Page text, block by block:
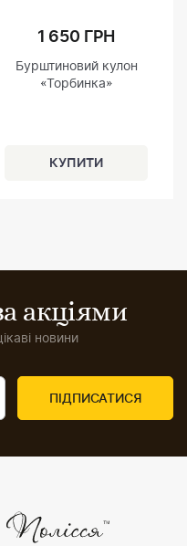
1 650 ГРН
Бурштиновий кулон
«Торбинка»
акціями
новини